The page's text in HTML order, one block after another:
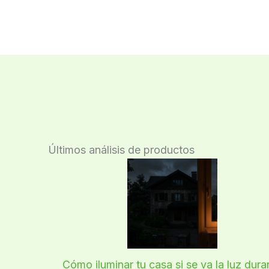
Últimos análisis de productos
Cómo iluminar tu casa si se va la luz